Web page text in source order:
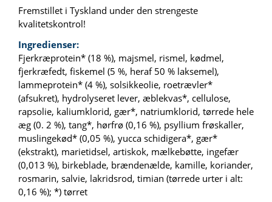
Fremstillet i Tyskland under den strengeste
kvalitetskontrol!
Ingredienser:
Fjerkræprotein* (18 %), majsmel, rismel, kødmel,
fjerkræfedt, fiskemel (5 %, heraf 50 % laksemel),
lammeprotein* (4 %), solsikkeolie, roetrævler*
(afsukret), hydrolyseret lever, æblekvas*, cellulose,
rapsolie, kaliumklorid, gær*, natriumklorid, tørrede hele
æg (0. 2 %), tang*, hørfrø (0,16 %), psyllium frøskaller,
muslingekød* (0,05 %), yucca schidigera*, gær*
(ekstrakt), marietidsel, artiskok, mælkebøtte, ingefær
(0,013 %), birkeblade, brændenælde, kamille, koriander,
rosmarin, salvie, lakridsrod, timian (tørrede urter i alt:
0,16 %); *) tørret